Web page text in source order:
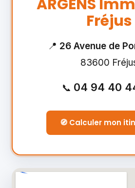
ARGENS
Fréjus
📍 26 Avenue de
83600
📞 04 94 40
🧭 Calculer mon